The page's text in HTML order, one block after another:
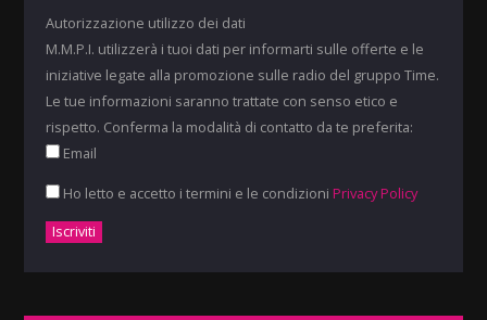
Autorizzazione utilizzo dei dati
M.M.P.I. utilizzerà i tuoi dati per informarti sulle offerte e le
iniziative legate alla promozione sulle radio del gruppo Time.
Le tue informazioni saranno trattate con senso etico e
rispetto. Conferma la modalità di contatto da te preferita:
Email
Ho letto e accetto i termini e le condizioni Privacy Policy